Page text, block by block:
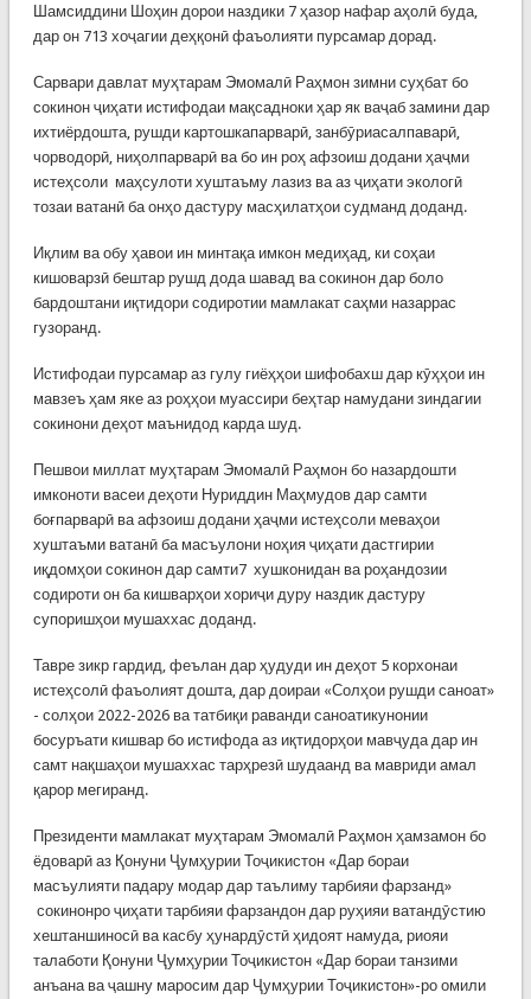
Шамсиддини Шоҳин дорои наздики 7 ҳазор нафар аҳолӣ буда,
дар он 713 хоҷагии деҳқонӣ фаъолияти пурсамар дорад.
Сарвари давлат муҳтарам Эмомалӣ Раҳмон зимни суҳбат бо
сокинон ҷиҳати истифодаи мақсадноки ҳар як ваҷаб замини дар
ихтиёрдошта, рушди картошкапарварӣ, занбӯриасалпаварӣ,
чорводорӣ, ниҳолпарварӣ ва бо ин роҳ афзоиш додани ҳаҷми
истеҳсоли маҳсулоти хуштаъму лазиз ва аз ҷиҳати экологӣ
тозаи ватанӣ ба онҳо дастуру масҳилатҳои судманд доданд.
Иқлим ва обу ҳавои ин минтақа имкон медиҳад, ки соҳаи
кишоварзӣ бештар рушд дода шавад ва сокинон дар боло
бардоштани иқтидори содиротии мамлакат саҳми назаррас
гузоранд.
Истифодаи пурсамар аз гулу гиёҳҳои шифобахш дар кӯҳҳои ин
мавзеъ ҳам яке аз роҳҳои муассири беҳтар намудани зиндагии
сокинони деҳот маънидод карда шуд.
Пешвои миллат муҳтарам Эмомалӣ Раҳмон бо назардошти
имконоти васеи деҳоти Нуриддин Маҳмудов дар самти
боғпарварӣ ва афзоиш додани ҳаҷми истеҳсоли меваҳои
хуштаъми ватанӣ ба масъулони ноҳия ҷиҳати дастгирии
иқдомҳои сокинон дар самти7 хушконидан ва роҳандозии
содироти он ба кишварҳои хориҷи дуру наздик дастуру
супоришҳои мушаххас доданд.
Тавре зикр гардид, феълан дар ҳудуди ин деҳот 5 корхонаи
истеҳсолӣ фаъолият дошта, дар доираи «Солҳои рушди саноат»
- солҳои 2022-2026 ва татбиқи раванди саноатикунонии
босуръати кишвар бо истифода аз иқтидорҳои мавҷуда дар ин
самт нақшаҳои мушаххас тарҳрезӣ шудаанд ва мавриди амал
қарор мегиранд.
Президенти мамлакат муҳтарам Эмомалӣ Раҳмон ҳамзамон бо
ёдоварӣ аз Қонуни Ҷумҳурии Тоҷикистон «Дар бораи
масъулияти падару модар дар таълиму тарбияи фарзанд»
сокинонро ҷиҳати тарбияи фарзандон дар руҳияи ватандӯстию
хештаншиносӣ ва касбу ҳунардӯстӣ ҳидоят намуда, риояи
талаботи Қонуни Ҷумҳурии Тоҷикистон «Дар бораи танзими
анъана ва ҷашну маросим дар Ҷумҳурии Тоҷикистон»-ро омили